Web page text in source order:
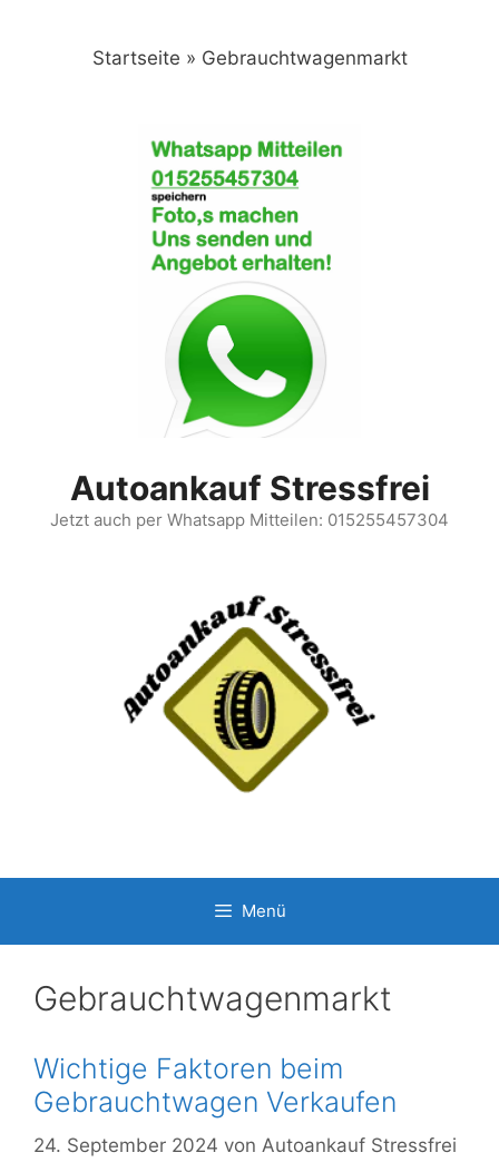
Startseite » Gebrauchtwagenmarkt
Autoankauf Stressfrei
Jetzt auch per Whatsapp Mitteilen: 015255457304
Menü
Gebrauchtwagenmarkt
Wichtige Faktoren beim
Gebrauchtwagen Verkaufen
24. September 2024 von Autoankauf Stressfrei